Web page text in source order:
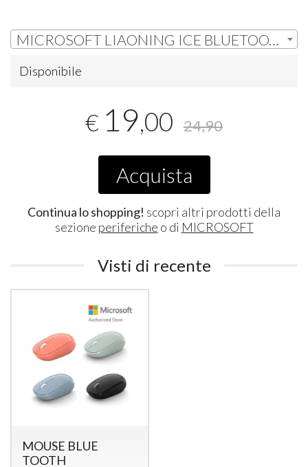
MICROSOFT LIAONING ICE BLUETOOTH MOUSE | € 19,00
Disponibile
€ 19,00 24,90
Acquista
Continua lo shopping! scopri altri prodotti della
sezione periferiche o di MICROSOFT
Visti di recente
MOUSE BLUE
TOOTH